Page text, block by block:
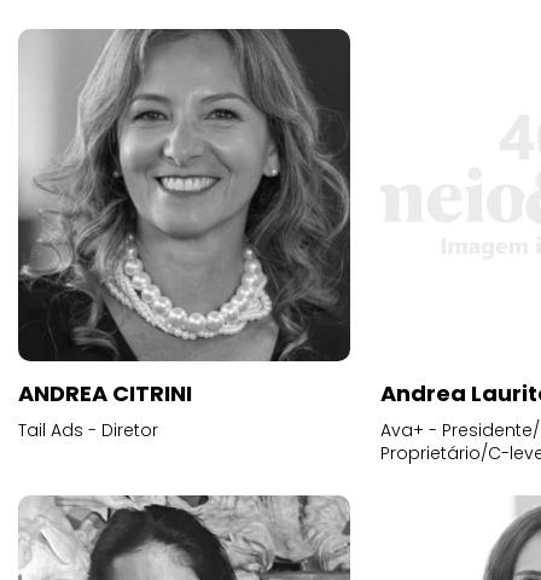
ANDREA CITRINI
Tail Ads - Diretor
Andrea
Ava+ -
Proprietário/C-